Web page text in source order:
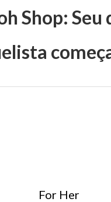
Shop: Seu
For Her